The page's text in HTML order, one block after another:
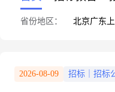
省份地区： 北京广东
2026-08-09 招标｜招标